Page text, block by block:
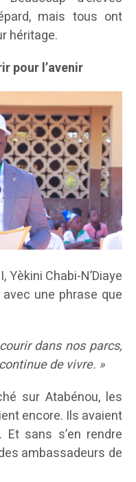
mais tous ont
héritage.
pour l’avenir
Yèkini Chabi-N’Diaye
une phrase que
dans nos parcs,
de vivre. »
sur Atabénou, les
encore. Ils avaient
sans s’en rendre
ambassadeurs de